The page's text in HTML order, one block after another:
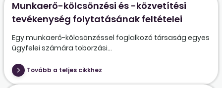
Munkaerő-kölcsönzési és -közvetítési
tevékenység folytatásának feltételei
Egy munkaerő-kölcsönzéssel foglalkozó társaság egyes
ügyfelei számára toborzási...
Tovább a teljes cikkhez